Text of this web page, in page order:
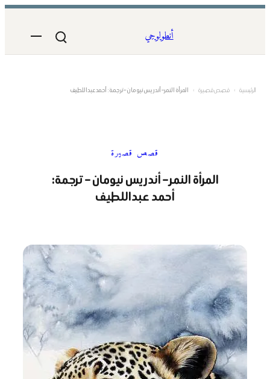
المحتوى
أنطولوجي
الرئيسية › قصص قصيرة › المرأة النمر – أندريس نيومان – ترجمة: أحمد عبداللطيف
قصص قصيرة
المرأة النمر – أندريس نيومان – ترجمة:
أحمد عبداللطيف